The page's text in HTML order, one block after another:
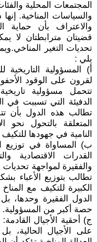
المجتمعات المحلية
والسياسات المناخية.
والاعتراف بأن حماية
قضيتان مترابطتان لا
تحديات التغير
يلي :
‌أ) المسؤولية
لقرون على الوقود
تتحمل مسؤولية
الدفيئة التي تسببت في
تطالب هذه الدول بأن
المتعلقة بالتحول نحو
النامية في جهودها
‌ب) المساواة في توزيع
القدرات الاقتصادية
والفقيرة لمواجهة تحديات
تطالب بتوزيع الأعباء
الكبيرة للتكيف مع
الدول الفقيرة وحدها،
حصة أكبر من المسؤولية.
‌ج) أحقية الأجيال
على الأجيال الحالية،